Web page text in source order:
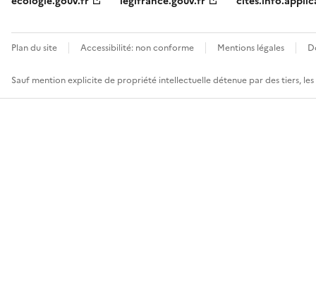
Plan du site Accessibilité: non conforme Mentions légales
Sauf mention explicite de propriété intellectuelle détenue par des tiers,